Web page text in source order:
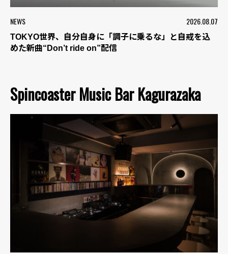
NEWS 2026.08.07
TOKYO世界、自分自身に「調子に乗るな」と自戒を込
めた新曲“Don’t ride on”配信
Spincoaster Music Bar Kagurazaka